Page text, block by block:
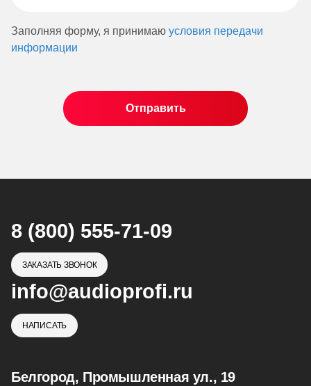
Заполняя форму, я принимаю условия передачи
информации
8 (800) 555-71-09
ЗАКАЗАТЬ ЗВОНОК
info@audioprofi.ru
НАПИСАТЬ
Белгород, Промышленная ул., 19